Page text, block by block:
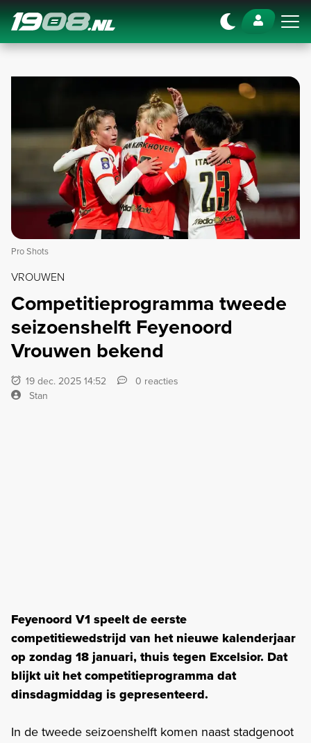
Navigation
Pro Shots
VROUWEN
Competitieprogramma tweede
seizoenshelft Feyenoord
Vrouwen bekend
19 dec. 2025 14:52
0 reacties
Stan
Feyenoord V1 speelt de eerste
competitiewedstrijd van het nieuwe kalenderjaar
op zondag 18 januari, thuis tegen Excelsior. Dat
blijkt uit het competitieprogramma dat
dinsdagmiddag is gepresenteerd.
In de tweede seizoenshelft komen naast stadgenoot